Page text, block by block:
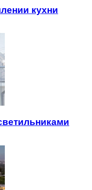
кухни